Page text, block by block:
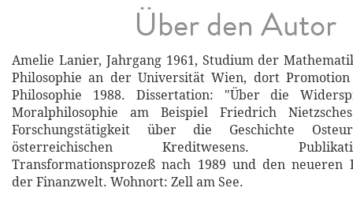
Über den Autor
Amelie Lanier, Jahrgang 1961, Studium der
Philosophie an der Universität Wien, dort
Philosophie 1988. Dissertation: "Über die
Moralphilosophie am Beispiel Friedrich
Forschungstätigkeit über die Geschichte
österreichischen Kreditwesens.
Transformationsprozeß nach 1989 und den neueren
der Finanzwelt. Wohnort: Zell am See.